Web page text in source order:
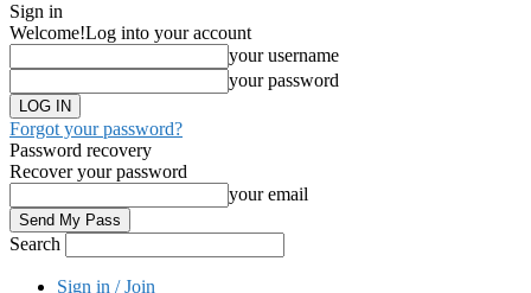
Sign in
Welcome!Log into your account
your username
your password
Forgot your password?
Password recovery
Recover your password
your email
Search
Sign in / Join